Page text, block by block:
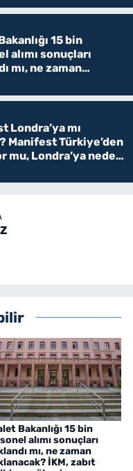
15 bin
alımı sonuçları
mı, ne zaman
Londra’ya mı
Manifest Türkiye’den
mu, Londra’ya neden
Bakanlığı 15 bin
alımı sonuçları
mı, ne zaman
İKM, zabıt